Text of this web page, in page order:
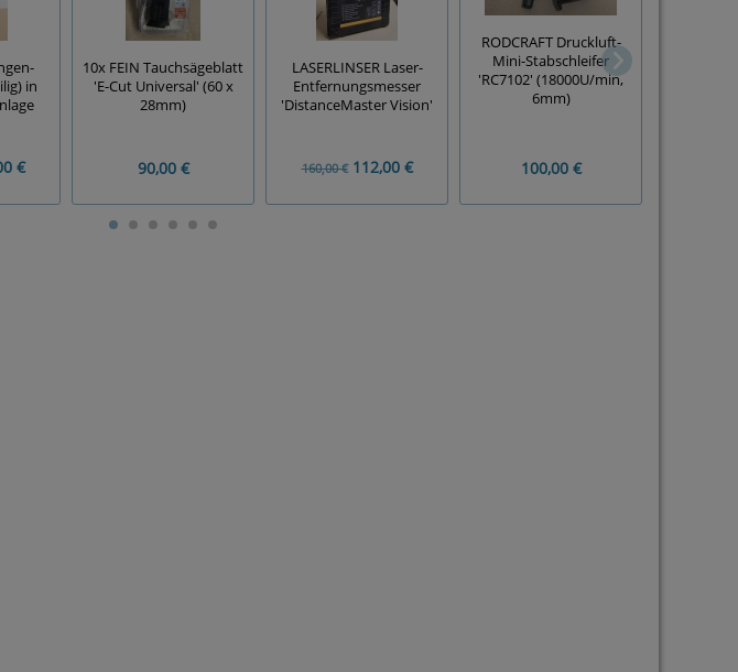
in
€
10x FEIN Tauchsägeblatt
'E-Cut Universal' (60 x
28mm)
90,00 €
LASERLINSER Laser-
Entfernungsmesser
'DistanceMaster Vision'
160,00 €112,00 €
RODCRAFT Druckluft-
Mini-Stabschleifer
'RC7102' (18000U/min,
6mm)
100,00 €